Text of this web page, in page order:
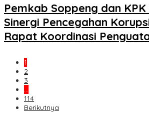
Pemkab Soppeng dan
Sinergi Pencegahan
Rapat Koordinasi
1
2
3
…
114
Berikutnya